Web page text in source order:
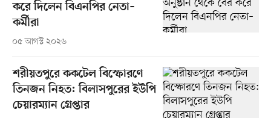
করে দিলেন বিএনপির নেতা–
কর্মীরা
০৫ আগস্ট ২০২৬
শরীয়তপুরে ককটেল বিস্ফোরণে
তিনজন নিহত: বিলাসপুরের ইউপি
চেয়ারম্যান গ্রেপ্তার